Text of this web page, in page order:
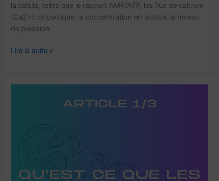
la cellule, telles que le rapport AMP/ATP, les flux de calcium
(Ca2+) cytosolique, la concentration en lactate, le niveau
de pression
Biogenèse
comment
Lire la suite »